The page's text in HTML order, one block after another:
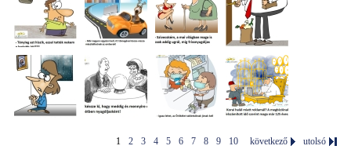
1 2 3 4 5 6 7 8 9 10 következő utolsó